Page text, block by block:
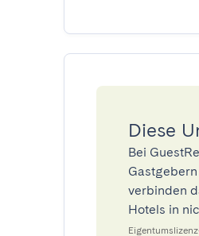
Diese
Bei
verbinden
Hotels in